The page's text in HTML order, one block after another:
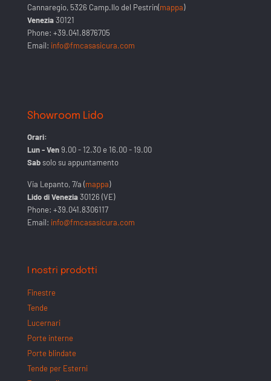
Cannaregio, 5326 Camp.llo del Pestrin(mappa)
Venezia30121
Phone: +39.041.8876705
Email: info@fmcasasicura.com
Showroom Lido
Orari:
Lun - Ven9.00 - 12.30 e 16.00 - 19.00
Sabsolo su appuntamento
Via Lepanto, 7/a (mappa)
Lido di Venezia30126 (VE)
Phone: +39.041.8306117
Email: info@fmcasasicura.com
I nostri prodotti
Finestre
Tende
Lucernari
Porte interne
Porte blindate
Tende per Esterni